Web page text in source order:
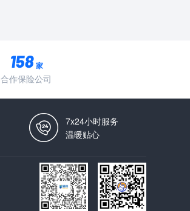
家
合作保险公司
7x24小时服务
温暖贴心